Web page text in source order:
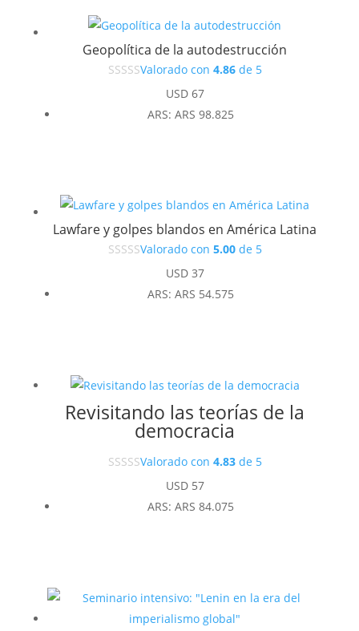
Geopolítica de la autodestrucción
Valorado con 4.86de 5
USD67
ARS: ARS 98.825
Lawfare y golpes blandos en América Latina
Valorado con 5.00de 5
USD37
ARS: ARS 54.575
Revisitando las teorías de la
democracia
Valorado con 4.83de 5
USD57
ARS: ARS 84.075